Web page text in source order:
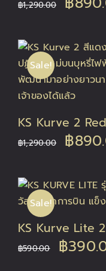
฿1,290.00
was:
฿
Sale!
KS Kurve 2
฿1,290.00
was:
฿
Sale!
KS Kurve Lite
฿590.00 ฿